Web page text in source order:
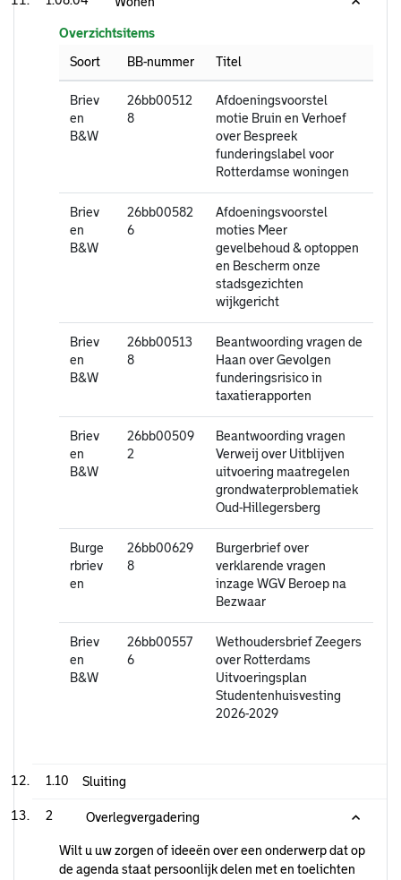
Overzichtsitems
Soort
BB-nummer Titel
Briev
en
B&W
26bb00512
8
Afdoeningsvoorstel
motie Bruin en Verhoef
over Bespreek
funderingslabel voor
Rotterdamse woningen
Briev
en
B&W
26bb00582
6
Afdoeningsvoorstel
moties Meer
gevelbehoud & optoppen
en Bescherm onze
stadsgezichten
wijkgericht
Briev
en
B&W
26bb00513
8
Beantwoording vragen de
Haan over Gevolgen
funderingsrisico in
taxatierapporten
Briev
en
B&W
26bb00509
2
Beantwoording vragen
Verweij over Uitblijven
uitvoering maatregelen
grondwaterproblematiek
Oud-Hillegersberg
Burge
rbriev
en
26bb00629
8
Burgerbrief over
verklarende vragen
inzage WGV Beroep na
Bezwaar
Briev
en
B&W
26bb00557
6
Wethoudersbrief Zeegers
over Rotterdams
Uitvoeringsplan
Studentenhuisvesting
2026-2029
1.10 Sluiting
2 Overlegvergadering
Wilt u uw zorgen of ideeën over een onderwerp dat op
de agenda staat persoonlijk delen met en toelichten